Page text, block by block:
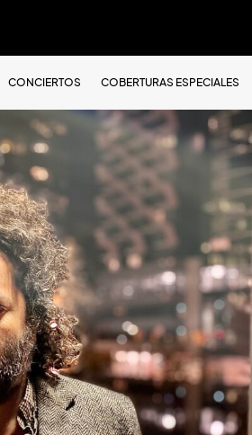
CONCIERTOS COBERTURAS ESPECIALES